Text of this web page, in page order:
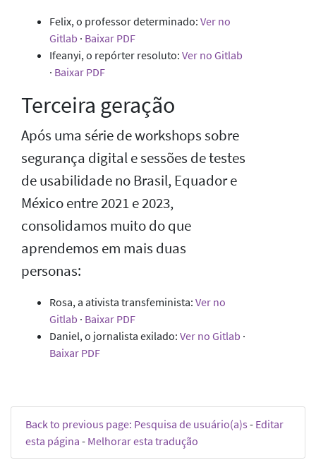
Felix, o professor determinado: Ver no
Gitlab · Baixar PDF
Ifeanyi, o repórter resoluto: Ver no Gitlab
· Baixar PDF
Terceira geração
Após uma série de workshops sobre
segurança digital e sessões de testes
de usabilidade no Brasil, Equador e
México entre 2021 e 2023,
consolidamos muito do que
aprendemos em mais duas
personas:
Rosa, a ativista transfeminista: Ver no
Gitlab · Baixar PDF
Daniel, o jornalista exilado: Ver no Gitlab ·
Baixar PDF
Back to previous page: Pesquisa de usuário(a)s - Editar
esta página - Melhorar esta tradução